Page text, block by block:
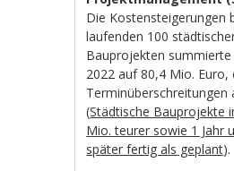
Die Kostensteigerungen
laufenden 100
Bauprojekten summierte
2022 auf 80,4 Mio. Euro,
Terminüberschreitungen
(Städtische Bauprojekte
Mio. teurer sowie 1 Jahr
später fertig als geplant).